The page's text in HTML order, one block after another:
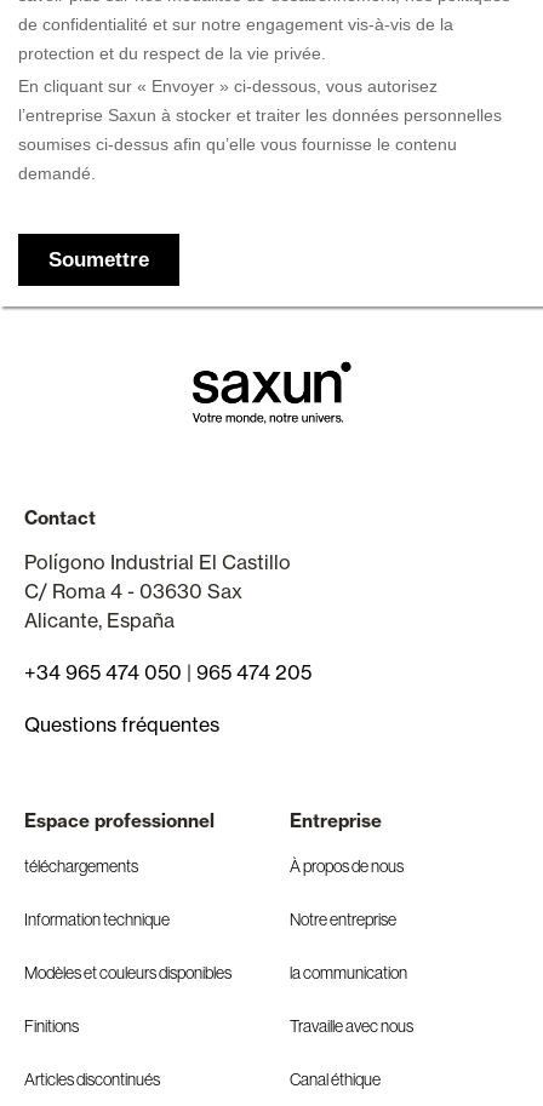
Contact
Polígono Industrial El Castillo
C/ Roma 4 - 03630 Sax
Alicante, España
+34 965 474 050 | 965 474 205
Questions fréquentes
Espace professionnel
téléchargements
Information technique
Modèles et couleurs disponibles
Finitions
Articles discontinués
Entreprise
À propos de nous
Notre entreprise
la communication
Travaille avec nous
Canal éthique